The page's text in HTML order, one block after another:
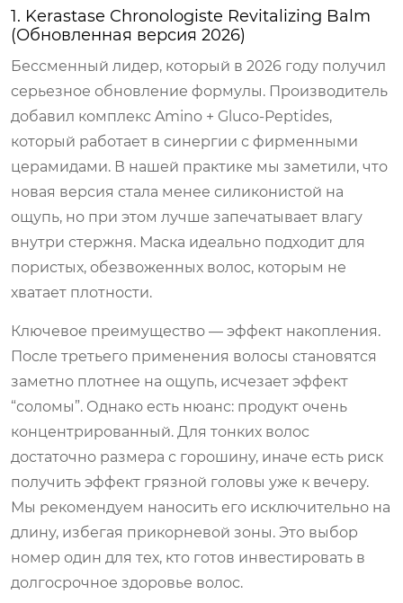
1. Kerastase Chronologiste Revitalizing Balm
(Обновленная версия 2026)
Бессменный лидер, который в 2026 году получил
серьезное обновление формулы. Производитель
добавил комплекс Amino + Gluco-Peptides,
который работает в синергии с фирменными
церамидами. В нашей практике мы заметили, что
новая версия стала менее силиконистой на
ощупь, но при этом лучше запечатывает влагу
внутри стержня. Маска идеально подходит для
пористых, обезвоженных волос, которым не
хватает плотности.
Ключевое преимущество — эффект накопления.
После третьего применения волосы становятся
заметно плотнее на ощупь, исчезает эффект
“соломы”. Однако есть нюанс: продукт очень
концентрированный. Для тонких волос
достаточно размера с горошину, иначе есть риск
получить эффект грязной головы уже к вечеру.
Мы рекомендуем наносить его исключительно на
длину, избегая прикорневой зоны. Это выбор
номер один для тех, кто готов инвестировать в
долгосрочное здоровье волос.